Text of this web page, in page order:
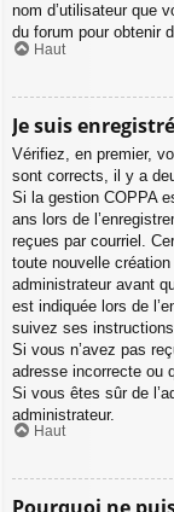
nom d’utilisateur que
du forum pour obtenir
Haut
Je suis
Vérifiez, en premier,
sont corrects, il y a
Si la gestion COPPA
ans lors de
reçues par courriel.
toute nouvelle
administrateur avant
est indiquée lors de
suivez ses instructions.
Si vous n’avez pas
adresse incorrecte ou
Si vous êtes sûr de
administrateur.
Haut